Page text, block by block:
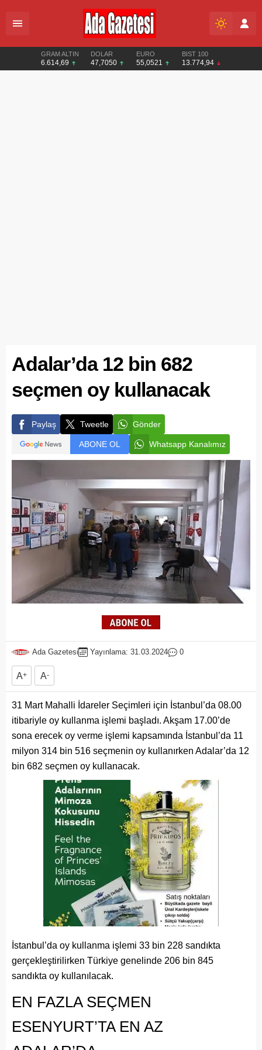
GRAM ALTIN
6.614,69
DOLAR
47,7050
EURO
55,0521
BIST 100
13.774,94
Adalar’da 12 bin 682
seçmen oy kullanacak
Paylaş Tweetle Gönder
ABONE OL Whatsapp Kanalımız
Ada Gazetesi Yayınlama: 31.03.2024 0
A+ A-
31 Mart Mahalli İdareler Seçimleri için İstanbul’da 08.00
itibariyle oy kullanma işlemi başladı. Akşam 17.00’de
sona erecek oy verme işlemi kapsamında İstanbul’da 11
milyon 314 bin 516 seçmenin oy kullanırken Adalar’da 12
bin 682 seçmen oy kullanacak.
İstanbul’da oy kullanma işlemi 33 bin 228 sandıkta
gerçekleştirilirken Türkiye genelinde 206 bin 845
sandıkta oy kullanılacak.
EN FAZLA SEÇMEN
ESENYURT’TA EN AZ